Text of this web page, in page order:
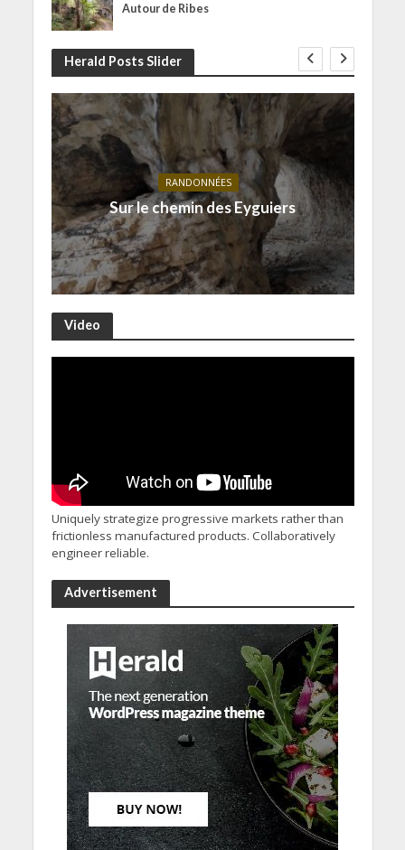
Autour de Ribes
Herald Posts Slider
RANDONNÉES
Sur le chemin des Eyguiers
Video
Uniquely strategize progressive markets rather than
frictionless manufactured products. Collaboratively
engineer reliable.
Advertisement